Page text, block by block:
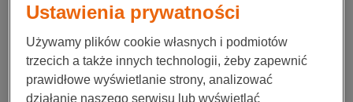
Pomoc w razie choroby
Podróżny, przed wyjazdem, powinien zdać sobie
sprawę z tego, że nawet niegroźne zdarzenie może
Ustawienia prywatności
Używamy plików cookie własnych i podmiotów
trzecich a także innych technologii, żeby zapewnić
prawidłowe wyświetlanie strony, analizować
działanie naszego serwisu lub wyświetlać